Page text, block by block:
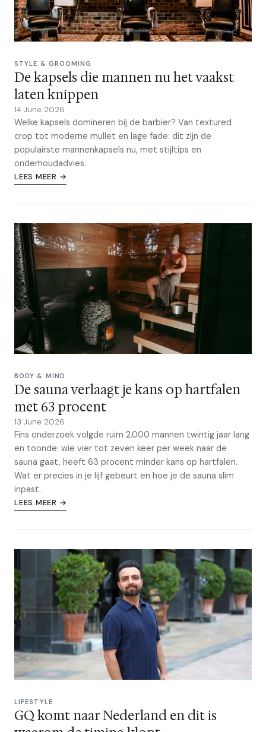
STYLE & GROOMING
De kapsels die mannen nu het vaakst
laten knippen
14 June 2026
Welke kapsels domineren bij de barbier? Van textured
crop tot moderne mullet en lage fade: dit zijn de
populairste mannenkapsels nu, met stijltips en
onderhoudadvies.
LEES MEER →
BODY & MIND
De sauna verlaagt je kans op hartfalen
met 63 procent
13 June 2026
Fins onderzoek volgde ruim 2.000 mannen twintig jaar lang
en toonde: wie vier tot zeven keer per week naar de
sauna gaat, heeft 63 procent minder kans op hartfalen.
Wat er precies in je lijf gebeurt en hoe je de sauna slim
inpast.
LEES MEER →
LIFESTYLE
GQ komt naar Nederland en dit is